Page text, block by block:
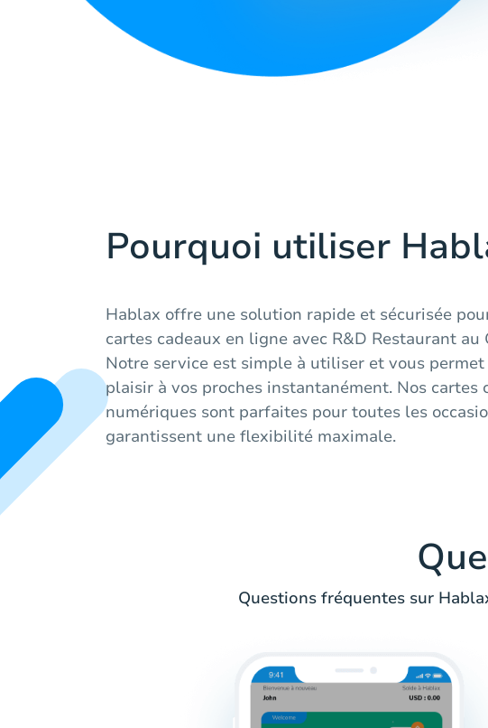
Pourquoi utiliser
Hablax offre une solution rapide et sécurisée
cartes cadeaux en ligne avec R&D Restaurant au
Notre service est simple à utiliser et vous
plaisir à vos proches instantanément. Nos cartes
numériques sont parfaites pour toutes les
garantissent une flexibilité maximale.
Questions fréquentes sur